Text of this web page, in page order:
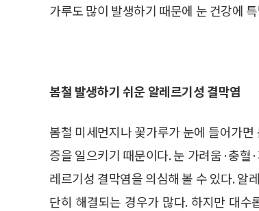
가루도 많이 발생하기 때문에 눈 건강에
봄철 발생하기 쉬운 알레르기성 결막염
봄철 미세먼지나 꽃가루가 눈에 들어가
증을 일으키기 때문이다. 눈 가려움·충
레르기성 결막염을 의심해 볼 수 있다. 알
단히 해결되는 경우가 많다. 하지만 대